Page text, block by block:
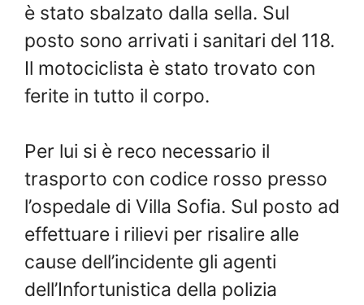
è stato sbalzato dalla sella. Sul
posto sono arrivati i sanitari del 118.
Il motociclista è stato trovato con
ferite in tutto il corpo.
Per lui si è reco necessario il
trasporto con codice rosso presso
l’ospedale di Villa Sofia. Sul posto ad
effettuare i rilievi per risalire alle
cause dell’incidente gli agenti
dell’Infortunistica della polizia